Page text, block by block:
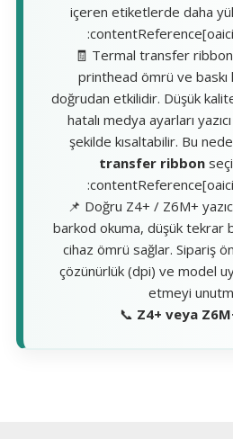
içeren etiketlerde daha
🧾 Termal transfer
printhead ömrü ve
doğrudan etkilidir. Düşük
hatalı medya ayarları
şekilde kısaltabilir. Bu
transfer ribbon
📌 Doğru Z4+ / Z6M+
barkod okuma, düşük tekrar
cihaz ömrü sağlar. Sipariş
çözünürlük (dpi) ve model
etmeyi
📞 Z4+ veya